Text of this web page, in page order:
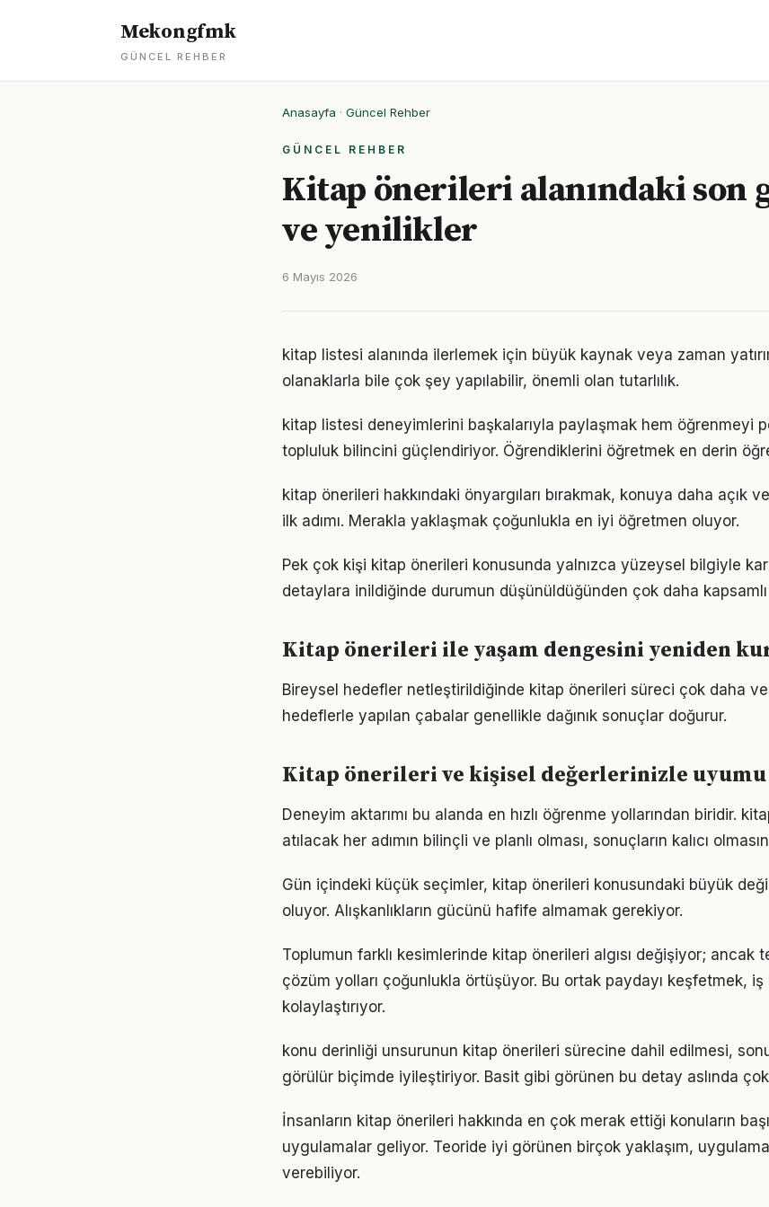
Mekongfmk
GÜNCEL REHBER
Anasayfa · Güncel Rehber
GÜNCEL REHBER
Kitap önerileri alanındaki son
ve yenilikler
6 Mayıs 2026
kitap listesi alanında ilerlemek için büyük kaynak veya zaman
olanaklarla bile çok şey yapılabilir, önemli olan tutarlılık.
kitap listesi deneyimlerini başkalarıyla paylaşmak hem öğrenmeyi
topluluk bilincini güçlendiriyor. Öğrendiklerini öğretmek en derin
kitap önerileri hakkındaki önyargıları bırakmak, konuya daha açık
ilk adımı. Merakla yaklaşmak çoğunlukla en iyi öğretmen oluyor.
Pek çok kişi kitap önerileri konusunda yalnızca yüzeysel bilgiyle
detaylara inildiğinde durumun düşünüldüğünden çok daha
Kitap önerileri ile yaşam dengesini yeniden
Bireysel hedefler netleştirildiğinde kitap önerileri süreci çok daha
hedeflerle yapılan çabalar genellikle dağınık sonuçlar doğurur.
Kitap önerileri ve kişisel değerlerinizle uyumu
Deneyim aktarımı bu alanda en hızlı öğrenme yollarından biridir.
atılacak her adımın bilinçli ve planlı olması, sonuçların kalıcı
Gün içindeki küçük seçimler, kitap önerileri konusundaki büyük
oluyor. Alışkanlıkların gücünü hafife almamak gerekiyor.
Toplumun farklı kesimlerinde kitap önerileri algısı değişiyor; ancak
çözüm yolları çoğunlukla örtüşüyor. Bu ortak paydayı keşfetmek, iş
kolaylaştırıyor.
konu derinliği unsurunun kitap önerileri sürecine dahil edilmesi,
görülür biçimde iyileştiriyor. Basit gibi görünen bu detay aslında
İnsanların kitap önerileri hakkında en çok merak ettiği konuların
uygulamalar geliyor. Teoride iyi görünen birçok yaklaşım,
verebiliyor.